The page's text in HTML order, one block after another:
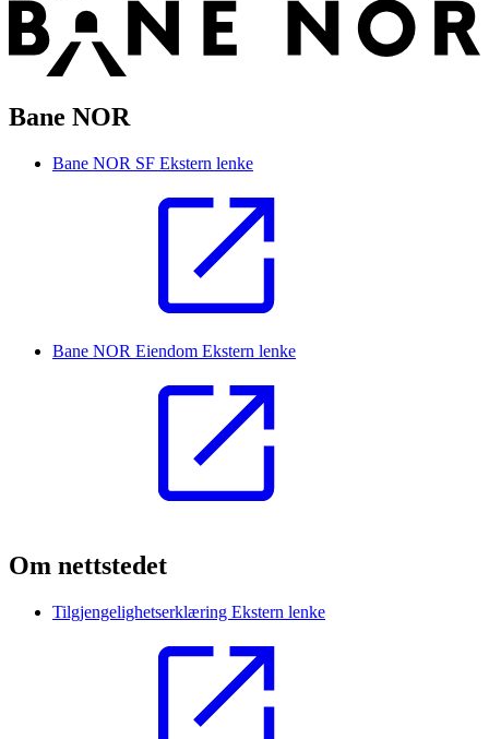
Bane NOR
Bane NOR SF Ekstern lenke
Bane NOR Eiendom Ekstern lenke
Om nettstedet
Tilgjengelighetserklæring Ekstern lenke